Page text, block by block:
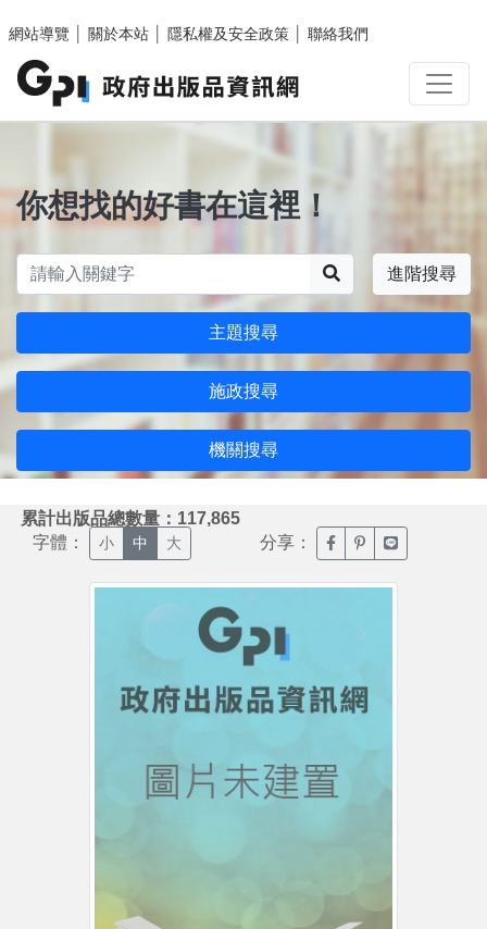
網站導覽
關於本站 隱私權及安全政策 聯絡我們
你想找的好書在這裡！
進階搜尋
主題搜尋
施政搜尋
機關搜尋
累計出版品總數量：117,865
字體： 小 中 大 分享： 臉書分享(另開新視窗)
噗浪分享(另開新
Line分享(另